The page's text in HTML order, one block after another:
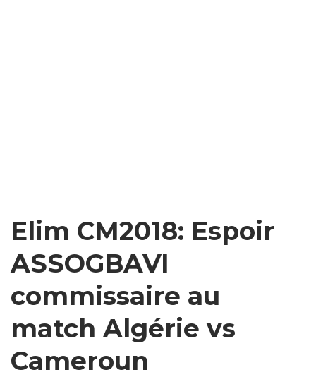
Elim CM2018: Espoir
ASSOGBAVI
commissaire au
match Algérie vs
Cameroun